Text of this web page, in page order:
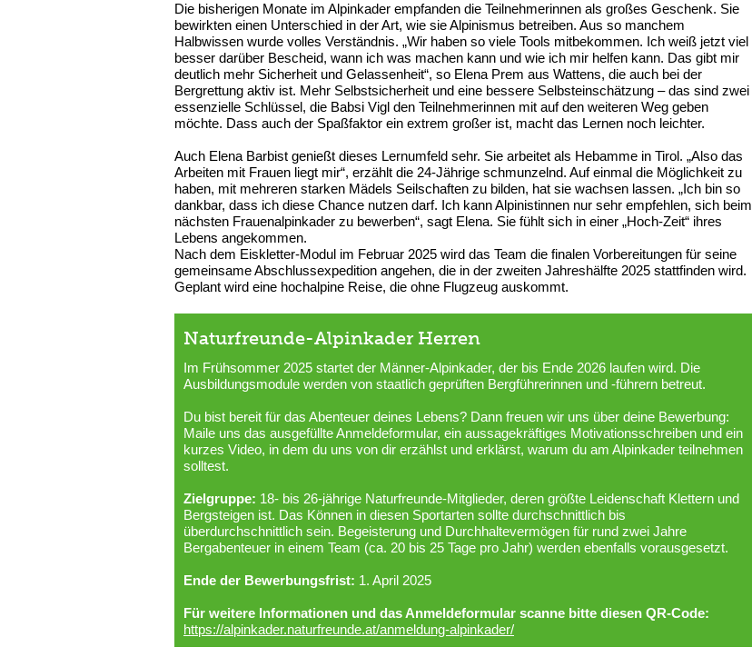
Die bisherigen Monate im Alpinkader empfanden die Teilnehmerinnen als großes Geschenk. Sie
bewirkten einen Unterschied in der Art, wie sie Alpinismus betreiben. Aus so manchem
Halbwissen wurde volles Verständnis. „Wir haben so viele Tools mitbekommen. Ich weiß jetzt viel
besser darüber Bescheid, wann ich was machen kann und wie ich mir helfen kann. Das gibt mir
deutlich mehr Sicherheit und Gelassenheit“, so Elena Prem aus Wattens, die auch bei der
Bergrettung aktiv ist. Mehr Selbstsicherheit und eine bessere Selbsteinschätzung – das sind zwei
essenzielle Schlüssel, die Babsi Vigl den Teilnehmerinnen mit auf den weiteren Weg geben
möchte. Dass auch der Spaßfaktor ein extrem großer ist, macht das Lernen noch leichter.
Auch Elena Barbist genießt dieses Lernumfeld sehr. Sie arbeitet als Hebamme in Tirol. „Also das
Arbeiten mit Frauen liegt mir“, erzählt die 24-Jährige schmunzelnd. Auf einmal die Möglichkeit zu
haben, mit mehreren starken Mädels Seilschaften zu bilden, hat sie wachsen lassen. „Ich bin so
dankbar, dass ich diese Chance nutzen darf. Ich kann Alpinistinnen nur sehr empfehlen, sich beim
nächsten Frauenalpinkader zu bewerben“, sagt Elena. Sie fühlt sich in einer „Hoch-Zeit“ ihres
Lebens angekommen.
Nach dem Eiskletter-Modul im Februar 2025 wird das Team die finalen Vorbereitungen für seine
gemeinsame Abschlussexpedition angehen, die in der zweiten Jahreshälfte 2025 stattfinden wird.
Geplant wird eine hochalpine Reise, die ohne Flugzeug auskommt.
Naturfreunde-Alpinkader Herren
Im Frühsommer 2025 startet der Männer-Alpinkader, der bis Ende 2026 laufen wird. Die
Ausbildungsmodule werden von staatlich geprüften Bergführerinnen und -führern betreut.
Du bist bereit für das Abenteuer deines Lebens? Dann freuen wir uns über deine Bewerbung:
Maile uns das ausgefüllte Anmeldeformular, ein aussagekräftiges Motivationsschreiben und ein
kurzes Video, in dem du uns von dir erzählst und erklärst, warum du am Alpinkader teilnehmen
solltest.
Zielgruppe: 18- bis 26-jährige Naturfreunde-Mitglieder, deren größte Leidenschaft Klettern und
Bergsteigen ist. Das Können in diesen Sportarten sollte durchschnittlich bis
überdurchschnittlich sein. Begeisterung und Durchhaltevermögen für rund zwei Jahre
Bergabenteuer in einem Team (ca. 20 bis 25 Tage pro Jahr) werden ebenfalls vorausgesetzt.
Ende der Bewerbungsfrist: 1. April 2025
Für weitere Informationen und das Anmeldeformular scanne bitte diesen QR-Code:
https://alpinkader.naturfreunde.at/anmeldung-alpinkader/